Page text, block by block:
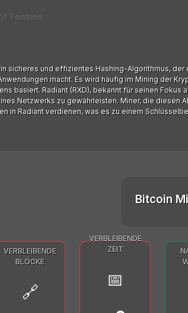
1 entries
sicheres und effizientes Hashing-Algorithmus,
macht. Es wird häufig im Mining der
basiert. Radiant (RXD), bekannt für seinen
Netzwerks zu gewährleisten. Miner, die diesen
in Radiant verdienen, was es zu einem
Bitcoin
VERBLEIBENDE
BLÖCKE
🔗
VERBLEIBENDE
ZEIT
📅